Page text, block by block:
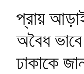
প্রায় আড়াই
অবৈধ
ঢাকাকে